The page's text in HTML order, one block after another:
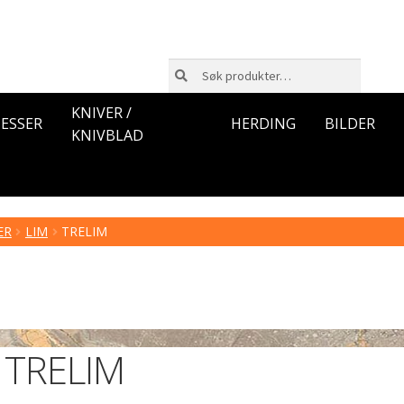
Søk
etter:
Søk
KNIVER /
KNIVBLAD
HERDING BILDER
LIM TRELIM
TRELIM